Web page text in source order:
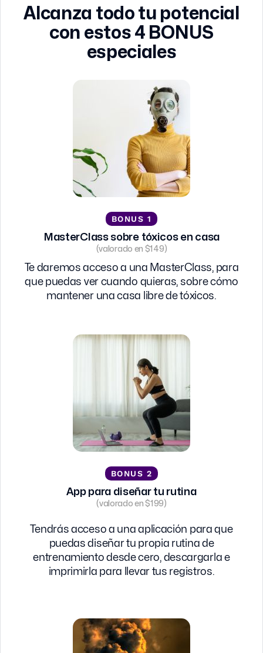
Alcanza todo tu potencial
con estos 4 BONUS
especiales
BONUS 1
MasterClass sobre tóxicos en casa
(valorado en $149)
Te daremos acceso a una MasterClass, para
que puedas ver cuando quieras, sobre cómo
mantener una casa libre de tóxicos.
BONUS 2
App para diseñar tu rutina
(valorado en $199)
Tendrás acceso a una aplicación para que
puedas diseñar tu propia rutina de
entrenamiento desde cero, descargarla e
imprimirla para llevar tus registros.